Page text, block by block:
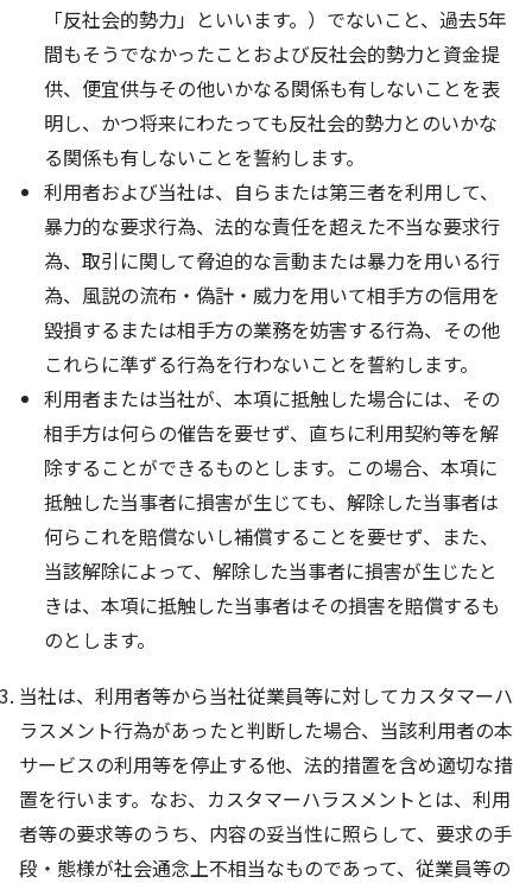
「反社会的勢力」といいます。）でないこと、過去5年
間もそうでなかったことおよび反社会的勢力と資金提
供、便宜供与その他いかなる関係も有しないことを表
明し、かつ将来にわたっても反社会的勢力とのいかな
る関係も有しないことを誓約します。
利用者および当社は、自らまたは第三者を利用して、
暴力的な要求行為、法的な責任を超えた不当な要求行
為、取引に関して脅迫的な言動または暴力を用いる行
為、風説の流布・偽計・威力を用いて相手方の信用を
毀損するまたは相手方の業務を妨害する行為、その他
これらに準ずる行為を行わないことを誓約します。
利用者または当社が、本項に抵触した場合には、その
相手方は何らの催告を要せず、直ちに利用契約等を解
除することができるものとします。この場合、本項に
抵触した当事者に損害が生じても、解除した当事者は
何らこれを賠償ないし補償することを要せず、また、
当該解除によって、解除した当事者に損害が生じたと
きは、本項に抵触した当事者はその損害を賠償するも
のとします。
当社は、利用者等から当社従業員等に対してカスタマーハ
ラスメント行為があったと判断した場合、当該利用者の本
サービスの利用等を停止する他、法的措置を含め適切な措
置を行います。なお、カスタマーハラスメントとは、利用
者等の要求等のうち、内容の妥当性に照らして、要求の手
段・態様が社会通念上不相当なものであって、従業員等の